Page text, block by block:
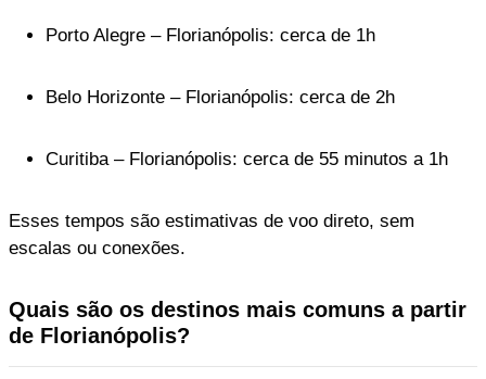
Porto Alegre – Florianópolis: cerca de 1h
Belo Horizonte – Florianópolis: cerca de 2h
Curitiba – Florianópolis: cerca de 55 minutos a 1h
Esses tempos são estimativas de voo direto, sem
escalas ou conexões.
Quais são os destinos mais comuns a partir
de Florianópolis?